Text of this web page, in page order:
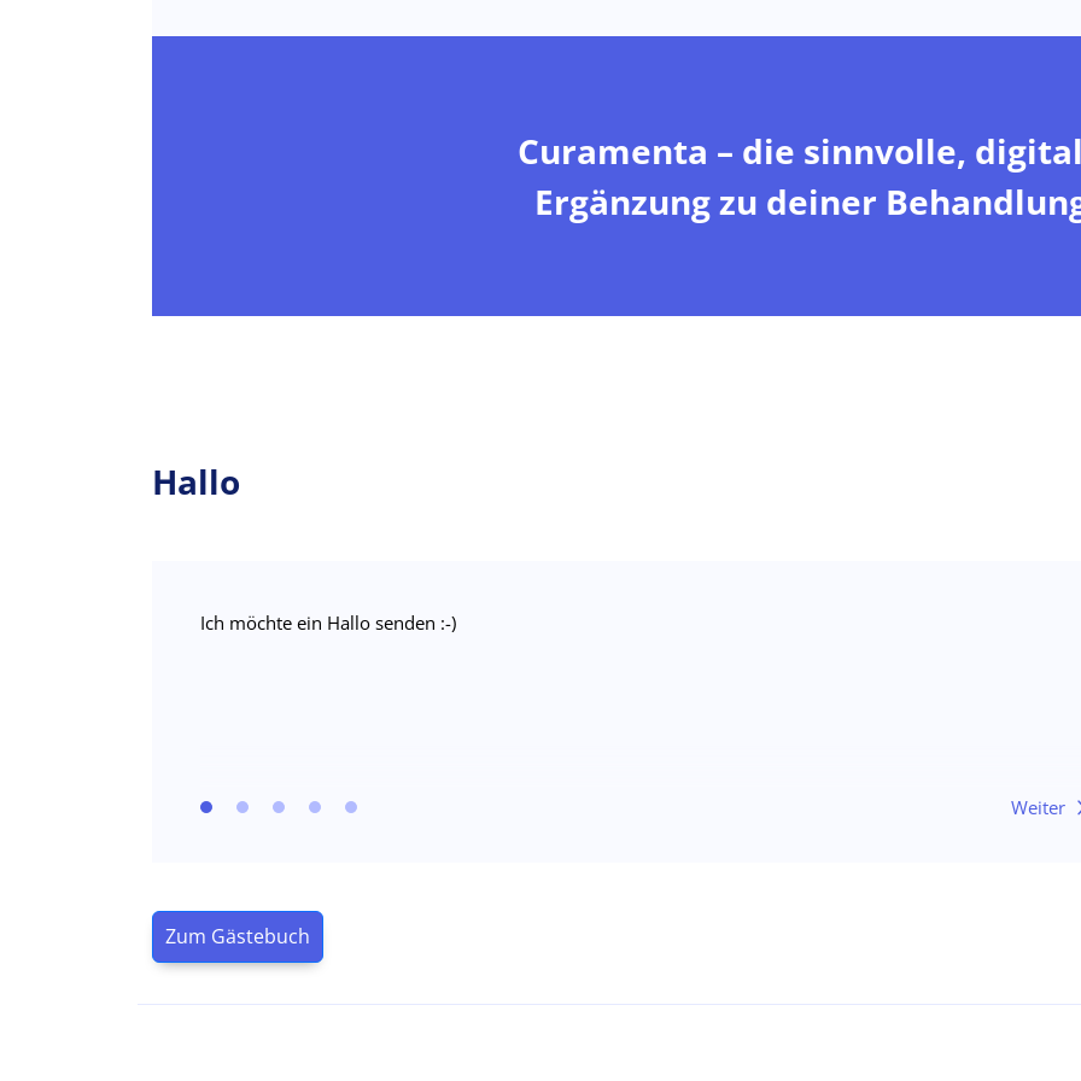
Curamenta – die sinnvolle,
Ergänzung zu deiner
Hallo
Ich möchte ein Hallo senden :-)
Weiter
Zum Gästebuch